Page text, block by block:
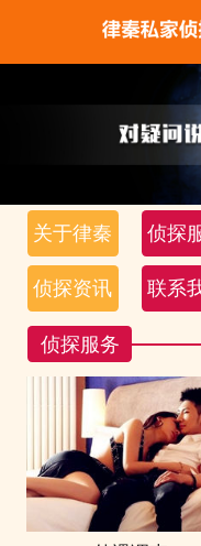
关于律秦 侦探
侦探资讯 联系
侦探服务